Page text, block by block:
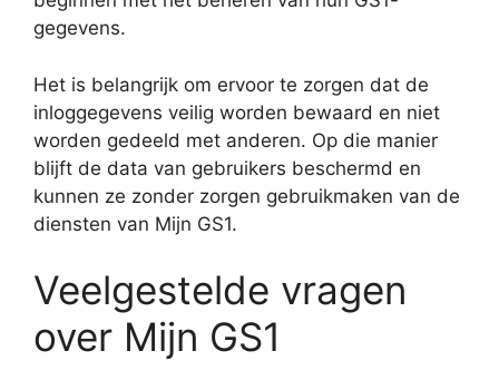
gegevens.
Het is belangrijk om ervoor te zorgen dat de
inloggegevens veilig worden bewaard en niet
worden gedeeld met anderen. Op die manier
blijft de data van gebruikers beschermd en
kunnen ze zonder zorgen gebruikmaken van de
diensten van Mijn GS1.
Veelgestelde vragen
over Mijn GS1